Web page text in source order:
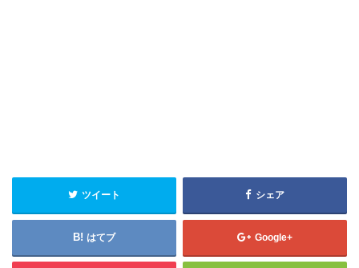
ツイート シェア
はてブ Google+